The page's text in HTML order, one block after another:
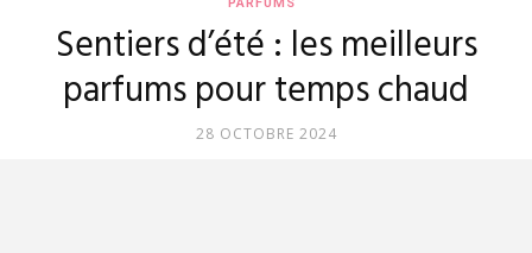
Sentiers d’été : les meilleurs
parfums pour temps chaud
28 OCTOBRE 2024